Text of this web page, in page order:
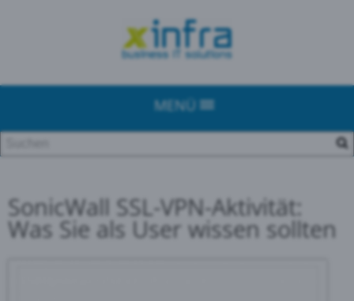
MENÜ
SonicWall SSL-VPN-Aktivität:
Was Sie als User wissen sollten